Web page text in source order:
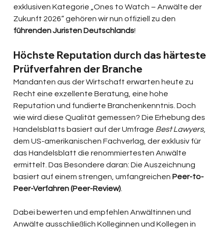
exklusiven Kategorie „Ones to Watch – Anwälte der
Zukunft 2026“ gehören wir nun offiziell zu den
führenden Juristen Deutschlands!
Höchste Reputation durch das härteste
Prüfverfahren der Branche
Mandanten aus der Wirtschaft erwarten heute zu
Recht eine exzellente Beratung, eine hohe
Reputation und fundierte Branchenkenntnis. Doch
wie wird diese Qualität gemessen? Die Erhebung des
Handelsblatts basiert auf der Umfrage Best Lawyers,
dem US-amerikanischen Fachverlag, der exklusiv für
das Handelsblatt die renommiertesten Anwälte
ermittelt. Das Besondere daran: Die Auszeichnung
basiert auf einem strengen, umfangreichen Peer-to-
Peer-Verfahren (Peer-Review)
Dabei bewerten und empfehlen Anwältinnen und
Anwälte ausschließlich Kolleginnen und Kollegen in